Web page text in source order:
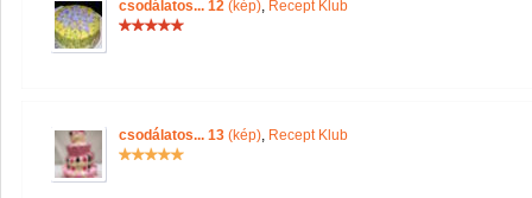
csodálatos... 12 (kép), Recept Klub
csodálatos... 13 (kép), Recept Klub